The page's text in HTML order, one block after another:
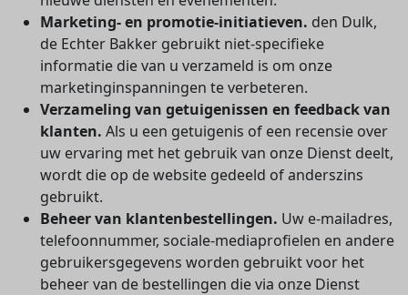
Marketing- en promotie-initiatieven. den Dulk,
de Echter Bakker gebruikt niet-specifieke
informatie die van u verzameld is om onze
marketinginspanningen te verbeteren.
Verzameling van getuigenissen en feedback van
klanten. Als u een getuigenis of een recensie over
uw ervaring met het gebruik van onze Dienst deelt,
wordt die op de website gedeeld of anderszins
gebruikt.
Beheer van klantenbestellingen. Uw e-mailadres,
telefoonnummer, sociale-mediaprofielen en andere
gebruikersgegevens worden gebruikt voor het
beheer van de bestellingen die via onze Dienst